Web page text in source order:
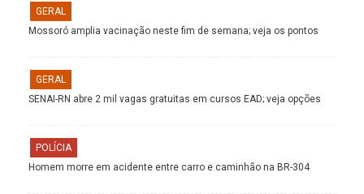
GERAL
Mossoró amplia vacinação neste fim de semana; veja os pontos
GERAL
SENAI-RN abre 2 mil vagas gratuitas em cursos EAD; veja opções
POLÍCIA
Homem morre em acidente entre carro e caminhão na BR-304